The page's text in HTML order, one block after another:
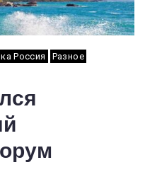
Россия
Разное